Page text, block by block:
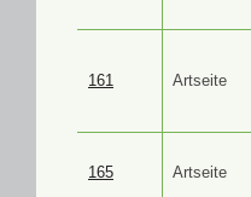
161 Artseite
165 Artseite